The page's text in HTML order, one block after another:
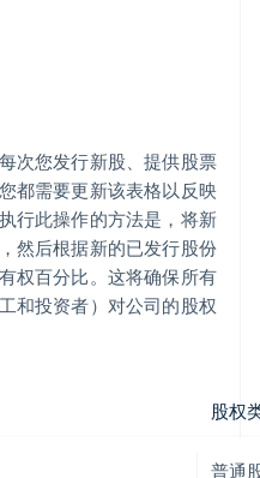
次您发行新股、提供股票
都需要更新该表格以反映
行此操作的方法是，将新
然后根据新的已发行股份
权百分比。这将确保所有
和投资者）对公司的股权
股权
普通